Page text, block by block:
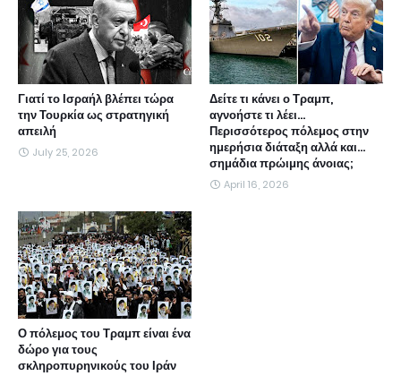
Γιατί το Ισραήλ βλέπει τώρα
την Τουρκία ως στρατηγική
απειλή
July 25, 2026
Δείτε τι κάνει ο Τραμπ,
αγνοήστε τι λέει...
Περισσότερος πόλεμος στην
ημερήσια διάταξη αλλά και...
σημάδια πρώιμης άνοιας;
April 16, 2026
Ο πόλεμος του Τραμπ είναι ένα
δώρο για τους
σκληροπυρηνικούς του Ιράν